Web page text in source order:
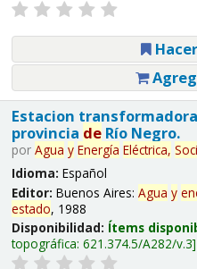
Estacion
provincia deRío Negro.
por Agua y Energía Eléctrica,
Idioma: Español
Editor: Buenos Aires: Agua y
estado, 1988
Disponibilidad: Ítems
topográfica: 621.374.5/A282/v.3